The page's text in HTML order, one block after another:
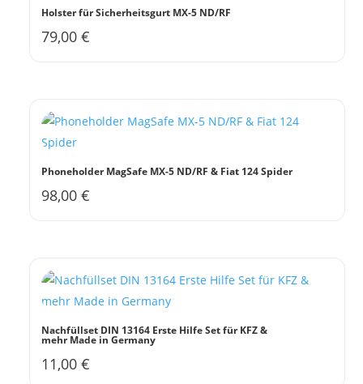
Holster für Sicherheitsgurt MX-5 ND/RF
79,00€
Phoneholder MagSafe MX-5 ND/RF & Fiat 124 Spider
98,00€
Nachfüllset DIN 13164 Erste Hilfe Set für KFZ &
mehr Made in Germany
11,00€